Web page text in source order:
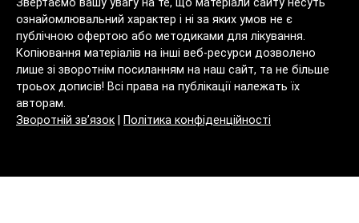
ознайомлювальний характер і ні за яких умов не є
публічною офертою або методиками для лікування.
Копіювання матеріалів на інші веб-ресурси дозволено
лише зі зворотнім посиланням на наш сайт, та не більше
троьох дописів! Всі права на публікації належать їх
авторам.
Зворотній зв’язок
Політика конфіденційності